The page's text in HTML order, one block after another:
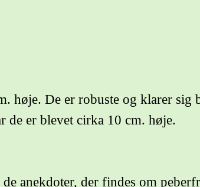
høje. De er robuste og klarer sig
de er blevet cirka 10 cm. høje.
anekdoter, der findes om